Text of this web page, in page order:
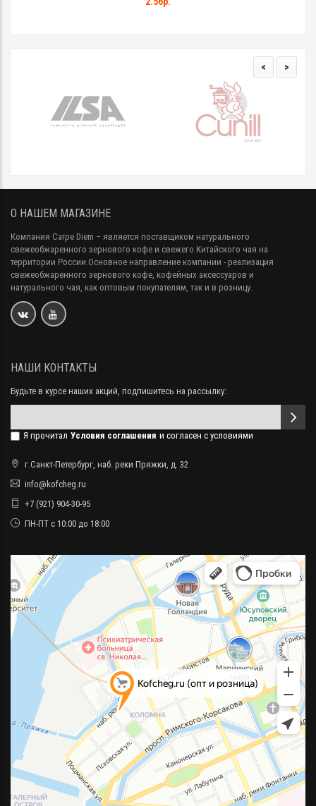
< >
О НАШЕМ МАГАЗИНЕ
Компания Carpe Diem – является поставщиком натурального
свежеобжаренного зернового кофе и свежего Китайского чая на
территории России.Основное направление компании - реализация
свежеобжаренного зернового кофе, кофейных аксессуаров и
натурального чая, как оптовым покупателям, так и в розницу.
НАШИ КОНТАКТЫ
Будьте в курсе наших акций, подпишитесь на рассылку:
Я прочитал Условия соглашения и согласен с условиями
г.Санкт-Петербург, наб. реки Пряжки, д. 32
info@kofcheg.ru
+7 (921) 904-30-95
ПН-ПТ с 10:00 до 18:00